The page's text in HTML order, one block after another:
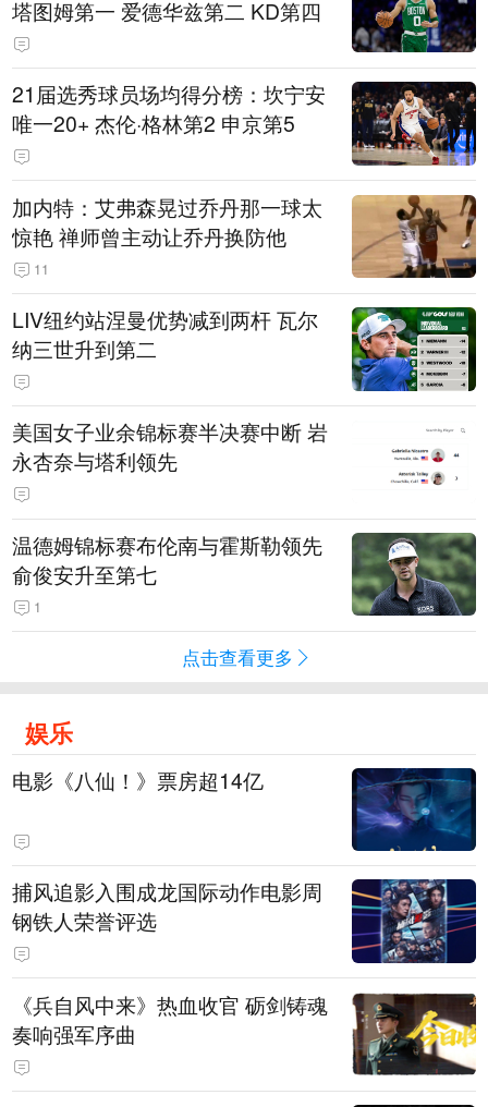
塔图姆第一 爱德华兹第二 KD第四
21届选秀球员场均得分榜：坎宁安
唯一20+ 杰伦·格林第2 申京第5
加内特：艾弗森晃过乔丹那一球太
惊艳 禅师曾主动让乔丹换防他
11
LIV纽约站涅曼优势减到两杆 瓦尔
纳三世升到第二
美国女子业余锦标赛半决赛中断 岩
永杏奈与塔利领先
温德姆锦标赛布伦南与霍斯勒领先
俞俊安升至第七
1
点击查看更多
娱乐
电影《八仙！》票房超14亿
捕风追影入围成龙国际动作电影周
钢铁人荣誉评选
《兵自风中来》热血收官 砺剑铸魂
奏响强军序曲